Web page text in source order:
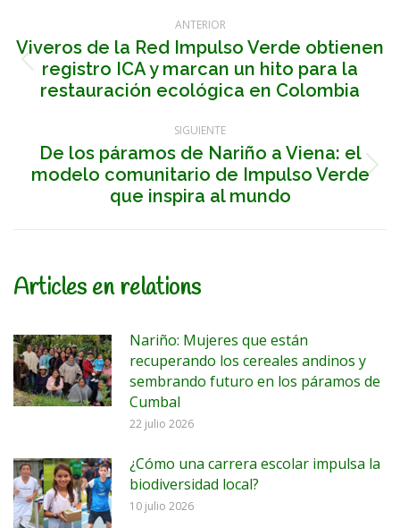
entre
publicaciones
ANTERIOR
Publicación
anterior:
Viveros de la Red Impulso Verde obtienen
registro ICA y marcan un hito para la
restauración ecológica en Colombia
SIGUIENTE
Publicación
siguiente:
De los páramos de Nariño a Viena: el
modelo comunitario de Impulso Verde
que inspira al mundo
Articles en relations
Nariño: Mujeres que están
recuperando los cereales andinos y
sembrando futuro en los páramos de
Cumbal
22 julio 2026
¿Cómo una carrera escolar impulsa la
biodiversidad local?
10 julio 2026